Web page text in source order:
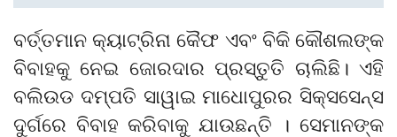
ବର୍ତ୍ତମାନ କ୍ୟାଟ୍ରିନା କୈଫ ଏବଂ ବିକି କୌଶଲଙ୍କ
ବିବାହକୁ ନେଇ ଜୋରଦାର ପ୍ରସ୍ତୁତି ଚାଲିଛି। ଏହି
ବଲିଉଡ ଦମ୍ପତି ସାୱାଇ ମାଧୋପୁରର ସିକ୍ସସେନ୍ସ
ଦୁର୍ଗରେ ବିବାହ କରିବାକୁ ଯାଉଛନ୍ତି । ସେମାନଙ୍କ